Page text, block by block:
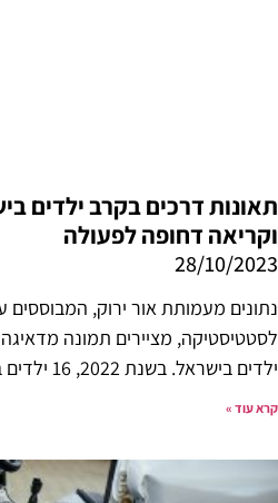
תאונות דרכים בקרב ילדים
וקריאה דחופה לפעולה
28/10/2023
נתונים מעמותת אור ירוק,
לסטטיסטיקה, מציירים תמונה
ילדים בישראל. בשנת 2022, 16 ילדים בגילאי 0-14 נהרגו
קרא עוד »